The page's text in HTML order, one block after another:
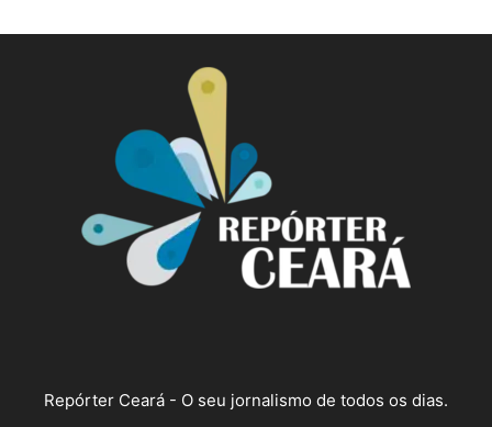
Repórter Ceará - O seu jornalismo de todos os dias.